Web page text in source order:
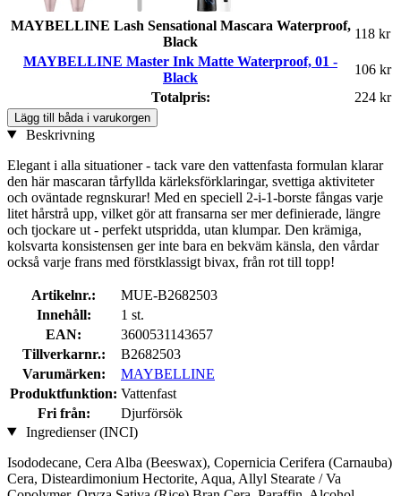
MAYBELLINE Lash Sensational Mascara Waterproof,
Black
118 kr
MAYBELLINE Master Ink Matte Waterproof, 01 -
Black
106 kr
Totalpris:
224 kr
Lägg till båda i varukorgen
Beskrivning
Elegant i alla situationer - tack vare den vattenfasta formulan klarar
den här mascaran tårfyllda kärleksförklaringar, svettiga aktiviteter
och oväntade regnskurar! Med en speciell 2-i-1-borste fångas varje
litet hårstrå upp, vilket gör att fransarna ser mer definierade, längre
och tjockare ut - perfekt utspridda, utan klumpar. Den krämiga,
kolsvarta konsistensen ger inte bara en bekväm känsla, den vårdar
också varje frans med förstklassigt bivax, från rot till topp!
Artikelnr.:
MUE-B2682503
Innehåll:
1 st.
EAN:
3600531143657
Tillverkarnr.:
B2682503
Varumärken:
MAYBELLINE
Produktfunktion: Vattenfast
Fri från:
Djurförsök
Ingredienser (INCI)
Isododecane, Cera Alba (Beeswax), Copernicia Cerifera (Carnauba)
Cera, Disteardimonium Hectorite, Aqua, Allyl Stearate / Va